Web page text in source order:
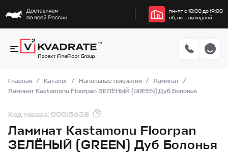
пн–пт с 10:00 до 19:00
сб, вс — выходной
Главная Каталог Напольные покрытия
Ламинат
Ламинат Kastamonu Floorpan ЗЕЛЁНЫЙ (GREEN) Дуб Болонья
Код товара: 00015638
Ламинат Kastamonu Floorpan
ЗЕЛЁНЫЙ (GREEN) Дуб Болонья